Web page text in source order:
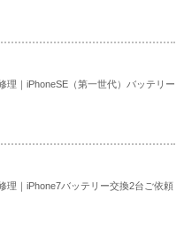
理｜iPhoneSE（第一世代）バッテリー
理｜iPhone7バッテリー交換2台ご依頼